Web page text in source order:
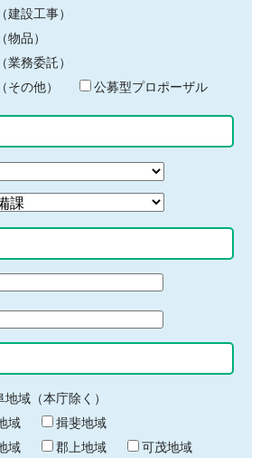
建設工事）
物品）
業務委託）
その他）
公募型プロポーザル
地域（本庁除く）
域
揖斐地域
域
郡上地域
可茂地域